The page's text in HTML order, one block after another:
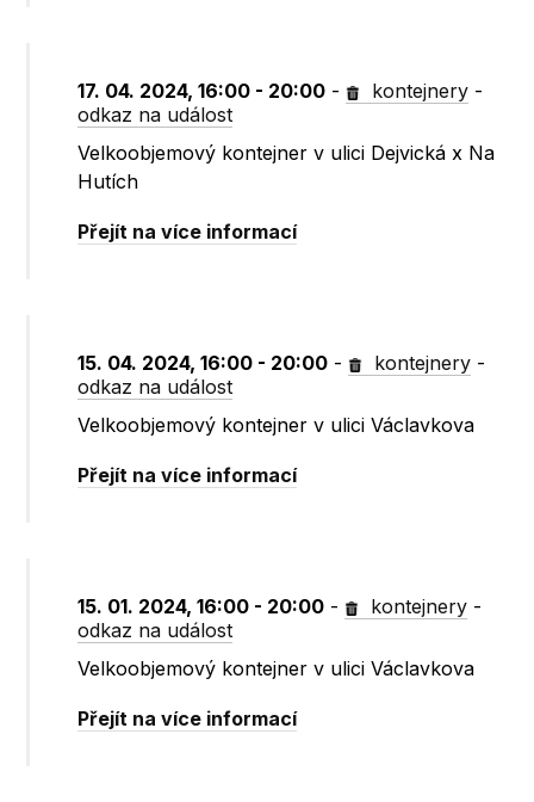
17. 04. 2024, 16:00 - 20:00 - kontejnery -
odkaz na událost
Velkoobjemový kontejner v ulici Dejvická x Na
Hutích
Přejít na více informací
15. 04. 2024, 16:00 - 20:00 - kontejnery -
odkaz na událost
Velkoobjemový kontejner v ulici Václavkova
Přejít na více informací
15. 01. 2024, 16:00 - 20:00 - kontejnery -
odkaz na událost
Velkoobjemový kontejner v ulici Václavkova
Přejít na více informací